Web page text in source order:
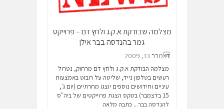
מצלמה שבודקת א.ק.ג ולחץ דם – פרוייקט
גמר בהנדסה בבר אילן
דצמבר 13, 2009
מצלמה הבודקת א.ק.ג ולחץ דם מרחוק, נטרול
רעשים בטלפון נייד, שליטה על רובוט באמצעות
עיניים וחידושים נוספים יוצגו מחרתיים (יום ג',
15 בדצמבר) בטקס הצגת פרוייקטים של ביה"ס
להנדסה בבר... כתבה מלאה